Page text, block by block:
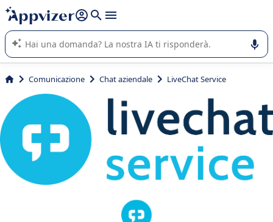
righe con
shift + enter
L'IA di Appvizer vi guida nell'utilizzo o nella scelta di un
software SaaS per la vostra azienda.
Comunicazione Chat aziendale LiveChat Service